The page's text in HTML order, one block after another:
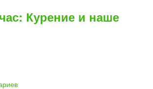
Курение и наше